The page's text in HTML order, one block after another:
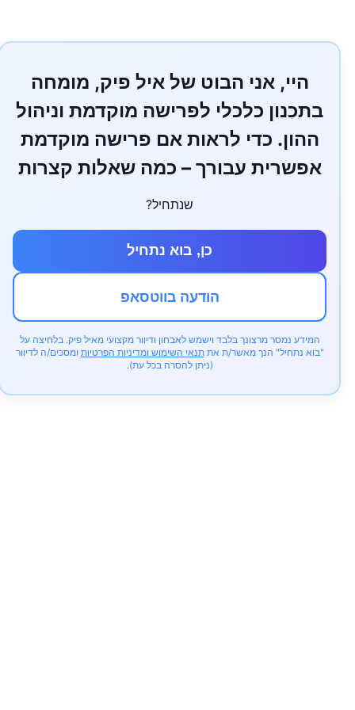
היי, אני הבוט של איל פיק, מומחה
בתכנון כלכלי לפרישה מוקדמת וניהול
ההון. כדי לראות אם פרישה מוקדמת
אפשרית עבורך – כמה שאלות קצרות
שנתחיל?
כן, בוא נתחיל
הודעה בווטסאפ
המידע נמסר מרצונך בלבד וישמש לאבחון ודיוור מקצועי מאיל פיק. בלחיצה על
"בוא נתחיל" הנך מאשר/ת אתתנאי השימוש ומדיניות הפרטיות ומסכים/ה לדיוור
(ניתן להסרה בכל עת).